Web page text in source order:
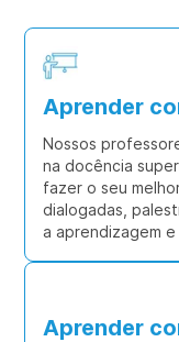
Aprender
Nossos
na docência
fazer o seu
dialogadas,
a aprendizagem
Aprender